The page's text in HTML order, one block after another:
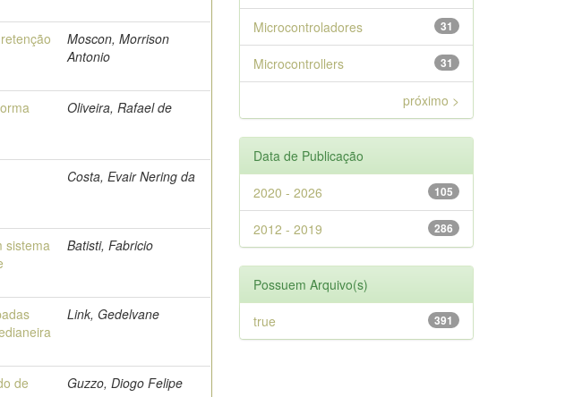
Moscon, Morrison
Antonio
Oliveira, Rafael de
Costa, Evair Nering da
sistema
Batisti, Fabricio
Link, Gedelvane
de
Guzzo, Diogo Felipe
31
Microcontroladores
31
Microcontrollers
próximo >
Data de Publicação
105
2020 - 2026
286
2012 - 2019
Possuem Arquivo(s)
391
true